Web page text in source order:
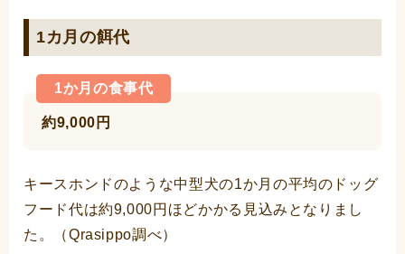
1カ月の餌代
1か月の食事代
約9,000円
キースホンドのような中型犬の1か月の平均のドッグ
フード代は約9,000円ほどかかる見込みとなりまし
た。（Qrasippo調べ）